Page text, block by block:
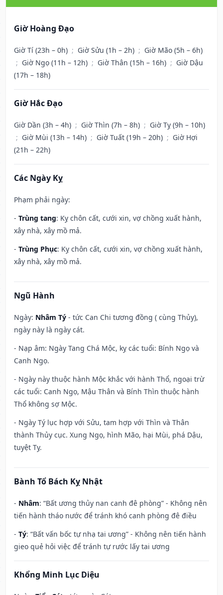
Giờ Hoàng Đạo
Giờ Tí (23h – 0h) ; Giờ Sửu (1h – 2h) ; Giờ Mão (5h – 6h)
; Giờ Ngọ (11h – 12h) ; Giờ Thân (15h – 16h) ; Giờ Dậu
(17h – 18h)
Giờ Hắc Đạo
Giờ Dần (3h – 4h) ; Giờ Thìn (7h – 8h) ; Giờ Tỵ (9h – 10h)
; Giờ Mùi (13h – 14h) ; Giờ Tuất (19h – 20h) ; Giờ Hợi
(21h – 22h)
Các Ngày Kỵ
Phạm phải ngày:
- Trùng tang: Kỵ chôn cất, cưới xin, vợ chồng xuất hành,
xây nhà, xây mồ mả.
- Trùng Phục: Kỵ chôn cất, cưới xin, vợ chồng xuất hành,
xây nhà, xây mồ mả.
Ngũ Hành
Ngày: Nhâm Tý - tức Can Chi tương đồng ( cùng Thủy),
ngày này là ngày cát.
- Nạp âm: Ngày Tang Chá Mộc, kỵ các tuổi: Bính Ngọ và
Canh Ngọ.
- Ngày này thuộc hành Mộc khắc với hành Thổ, ngoại trừ
các tuổi: Canh Ngọ, Mậu Thân và Bính Thìn thuộc hành
Thổ không sợ Mộc.
- Ngày Tý lục hợp với Sửu, tam hợp với Thìn và Thân
thành Thủy cục. Xung Ngọ, hình Mão, hại Mùi, phá Dậu,
tuyệt Tỵ.
Bành Tổ Bách Kỵ Nhật
- Nhâm: “Bất ương thủy nan canh đê phòng” - Không nên
tiến hành tháo nước để tránh khó canh phòng đê điều
- Tý: “Bất vấn bốc tự nhạ tai ương” - Không nên tiến hành
gieo quẻ hỏi việc để tránh tự rước lấy tai ương
Khổng Minh Lục Diệu